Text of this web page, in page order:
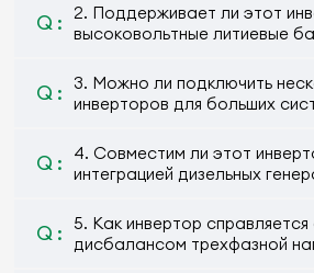
Q :
2. Поддерживает ли этот
высоковольтные литиевые
Q :
3. Можно ли подключить
инверторов для больших
Q :
4. Совместим ли этот
интеграцией дизельных
Q :
5. Как инвертор справляется
дисбалансом трехфазной